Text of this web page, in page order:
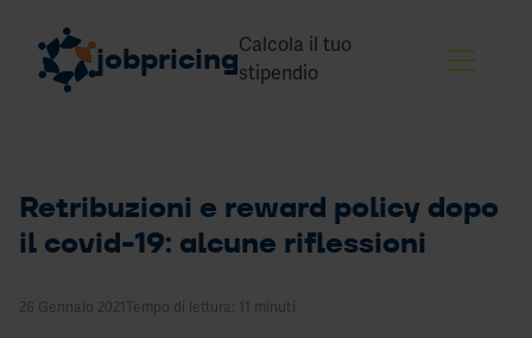
Skip to content
jobpricingCalcola il tuo
stipendio
Perché JP
JP per la trasparenza
Strumenti
Retribuzioni e reward policy dopo
il covid-19: alcune riflessioni
26 Gennaio 2021Tempo di lettura: 11 minuti